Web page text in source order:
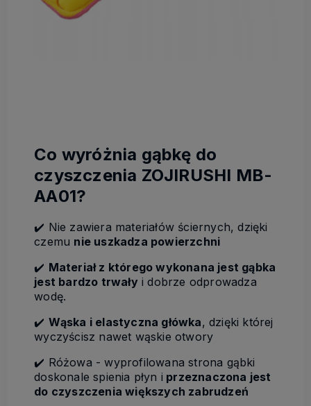
Co wyróżnia gąbkę do
czyszczenia ZOJIRUSHI MB-
AA01?
✔️ Nie zawiera materiałów ściernych, dzięki
czemu nie uszkadza powierzchni
✔️ Materiał z którego wykonana jest gąbka
jest bardzo trwałyi dobrze odprowadza
wodę.
✔️ Wąska i elastyczna główka, dzięki której
wyczyścisz nawet wąskie otwory
✔️ Różowa - wyprofilowana strona gąbki
doskonale spienia płyn i przeznaczona jest
do czyszczenia większych zabrudzeń